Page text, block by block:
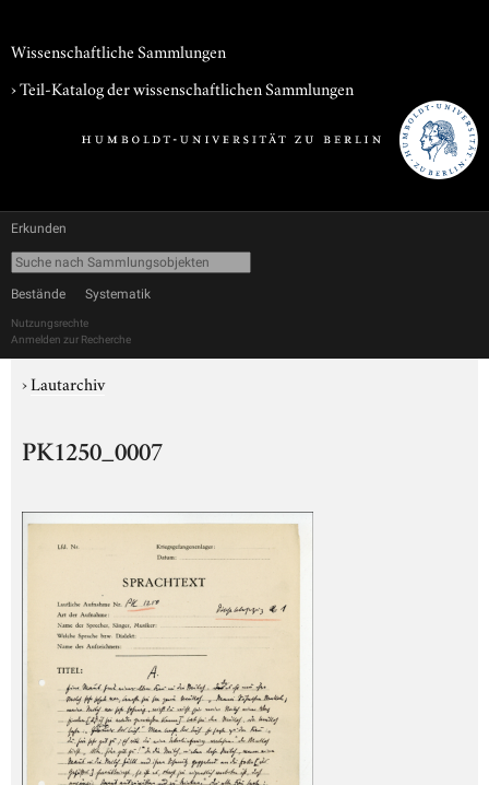
Wissenschaftliche Sammlungen
› Teil-Katalog der wissenschaftlichen Sammlungen
Erkunden
Bestände Systematik
Nutzungsrechte
Anmelden zur Recherche
›Lautarchiv
PK1250_0007